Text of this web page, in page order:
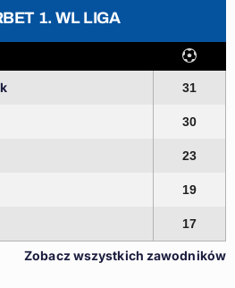
1. WL LIGA
31
30
23
19
17
Zobacz wszystkich zawodników